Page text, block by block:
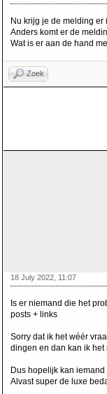
Nu krijg je de melding
Anders komt er de
Wat is er aan de hand
Zoek
18 July 2022, 11:07
Is er niemand die het
posts + links
Sorry dat ik het wéér
dingen en dan kan ik
Dus hopelijk kan
Alvast super de luxe